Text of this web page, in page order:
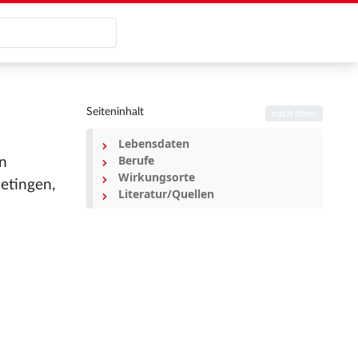
Seiteninhalt
Lebensdaten
Berufe
Wirkungsorte
Literatur/Quellen